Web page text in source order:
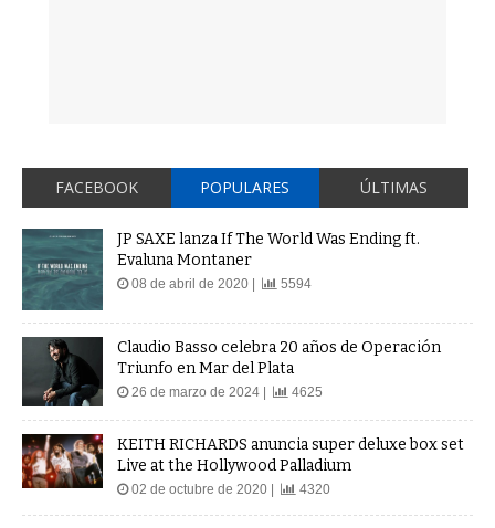
FACEBOOK POPULARES ÚLTIMAS
JP SAXE lanza If The World Was Ending ft.
Evaluna Montaner
08 de abril de 2020 | 5594
Claudio Basso celebra 20 años de Operación
Triunfo en Mar del Plata
26 de marzo de 2024 | 4625
KEITH RICHARDS anuncia super deluxe box set
Live at the Hollywood Palladium
02 de octubre de 2020 | 4320